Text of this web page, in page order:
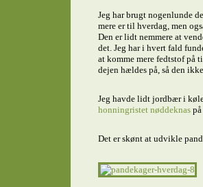
Jeg har brugt nogenlunde
mere er til hverdag, men
Den er lidt nemmere at
det. Jeg har i hvert fald
at komme mere fedtstof på
dejen hældes på, så den
Jeg havde lidt jordbær i
honningristet nøddeknas
Det er skønt at udvikle